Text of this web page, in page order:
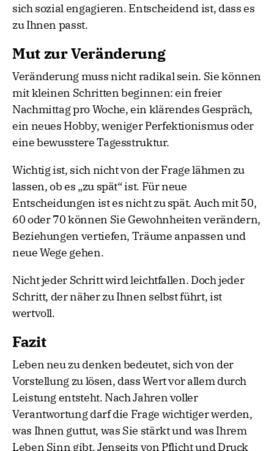
sich sozial engagieren. Entscheidend ist, dass es
zu Ihnen passt.
Mut zur Veränderung
Veränderung muss nicht radikal sein. Sie können
mit kleinen Schritten beginnen: ein freier
Nachmittag pro Woche, ein klärendes Gespräch,
ein neues Hobby, weniger Perfektionismus oder
eine bewusstere Tagesstruktur.
Wichtig ist, sich nicht von der Frage lähmen zu
lassen, ob es „zu spät“ ist. Für neue
Entscheidungen ist es nicht zu spät. Auch mit 50,
60 oder 70 können Sie Gewohnheiten verändern,
Beziehungen vertiefen, Träume anpassen und
neue Wege gehen.
Nicht jeder Schritt wird leichtfallen. Doch jeder
Schritt, der näher zu Ihnen selbst führt, ist
wertvoll.
Fazit
Leben neu zu denken bedeutet, sich von der
Vorstellung zu lösen, dass Wert vor allem durch
Leistung entsteht. Nach Jahren voller
Verantwortung darf die Frage wichtiger werden,
was Ihnen guttut, was Sie stärkt und was Ihrem
Leben Sinn gibt. Jenseits von Pflicht und Druck